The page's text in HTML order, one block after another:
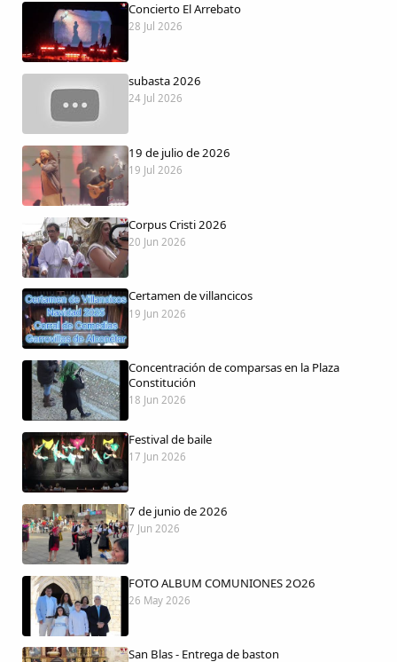
Peñas
La palra
Modo oscuro
Concierto El Arrebato
28 Jul 2026
subasta 2026
24 Jul 2026
19 de julio de 2026
19 Jul 2026
Corpus Cristi 2026
20 Jun 2026
Certamen de villancicos
19 Jun 2026
Concentración de comparsas en la Plaza
Constitución
18 Jun 2026
Festival de baile
17 Jun 2026
7 de junio de 2026
7 Jun 2026
FOTO ALBUM COMUNIONES 2O26
26 May 2026
San Blas - Entrega de baston
Compartir en Facebook
Compartir en Twitter
Copiar enlace